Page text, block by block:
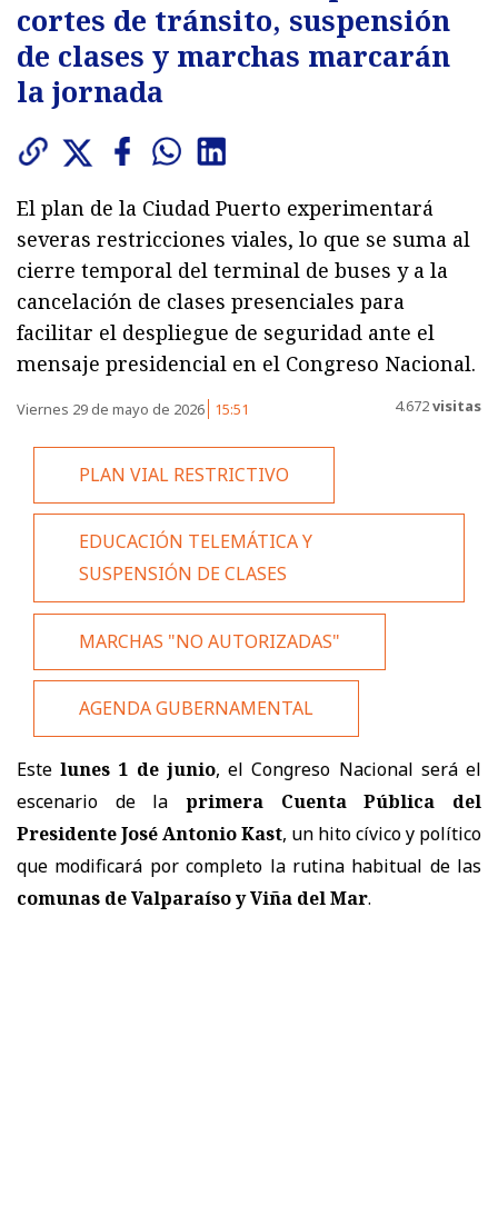
cortes de tránsito, suspensión
de clases y marchas marcarán
la jornada
El plan de la Ciudad Puerto experimentará
severas restricciones viales, lo que se suma al
cierre temporal del terminal de buses y a la
cancelación de clases presenciales para
facilitar el despliegue de seguridad ante el
mensaje presidencial en el Congreso Nacional.
Viernes 29 de mayo de 2026 15:51 4.672visitas
PLAN VIAL RESTRICTIVO
EDUCACIÓN TELEMÁTICA Y
SUSPENSIÓN DE CLASES
MARCHAS "NO AUTORIZADAS"
AGENDA GUBERNAMENTAL
Estelunes 1 de junio, el Congreso Nacional será el
escenario de la primera Cuenta Pública del
Presidente José Antonio Kast, un hito cívico y político
que modificará por completo la rutina habitual de las
comunas de Valparaíso y Viña del Mar.